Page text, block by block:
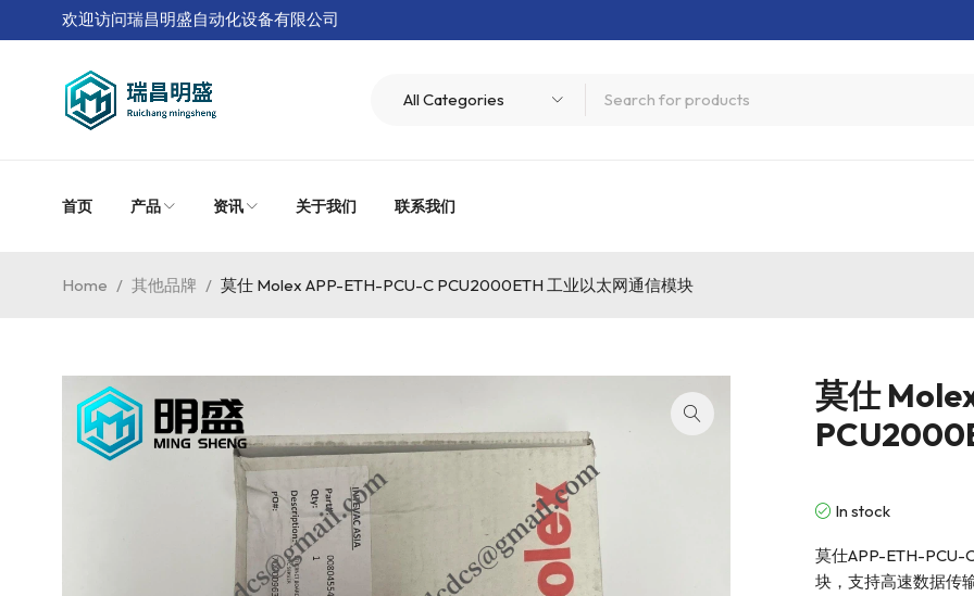
欢迎访问瑞昌明盛自动化设备有限公司
首页 产品 资讯 关于我们 联系我们
Home / 其他品牌 / 莫仕 Molex APP-ETH-PCU-C PCU2000ETH 工业以太网通信模块
莫仕
In stock
莫仕APP-ETH-PCU-
块，支持高速数据传